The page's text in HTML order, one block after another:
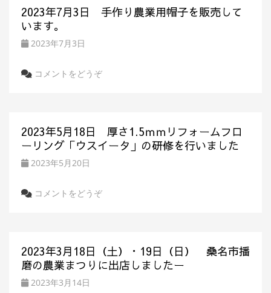
2023年7月3日 手作り農業用帽子を販売して
います。
2023年7月3日
コメントをどうぞ
2023年5月18日 厚さ1.5ｍｍリフォームフロ
ーリング「ウスイータ」の研修を行いました
2023年5月20日
コメントをどうぞ
2023年3月18日（土）・19日（日） 桑名市播
磨の農業まつりに出店しましたー
2023年3月14日